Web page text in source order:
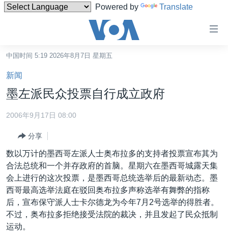
Powered by Translate
碍
链
接
跳
转
容
到
航
跳
港澳
国际
最新国际新闻
印太
中东
欧洲
分类新闻
经济·金融·贸易
人权·法律·宗教
科教·文娱·体健
美中关系
热点专题
白宫要闻
VOA视频
中国时间 5:19 2026年8月7日 星期五
新闻
墨左派民众投票自行成立政府
2006年9月17日 08:00
分享
数以万计的墨西哥左派人士奥布拉多的支持者投票宣布其为
合法总统和一个并存政府的首脑。星期六在墨西哥城露天集
会上进行的这次投票，是墨西哥总统选举后的最新动态。墨
西哥最高选举法庭在驳回奥布拉多声称选举有舞弊的指称
后，宣布保守派人士卡尔德龙为今年7月2号选举的得胜者。
不过，奥布拉多拒绝接受法院的裁决，并且发起了民众抵制
运动。